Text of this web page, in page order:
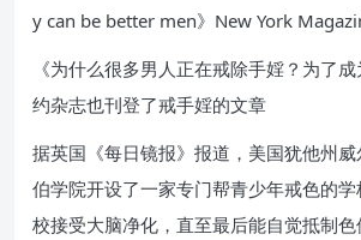
y can be better men》New York
《为什么很多男人正在戒除手婬？为了
约杂志也刊登了戒手婬的文章
据英国《每日镜报》报道，美国犹他州
伯学院开设了一家专门帮青少年戒色的
校接受大脑净化，直至最后能自觉抵制色